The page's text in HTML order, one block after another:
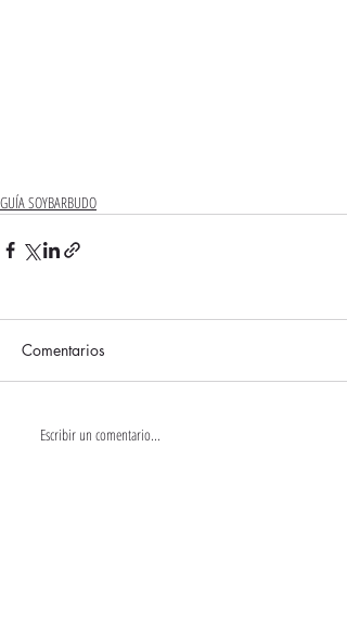
GUÍA SOYBARBUDO
Comentarios
Escribir un comentario...